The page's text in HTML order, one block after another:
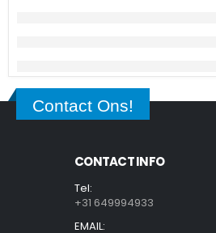
Contact Ons!
CONTACT INFO
Tel:
+31 649994933
EMAIL: